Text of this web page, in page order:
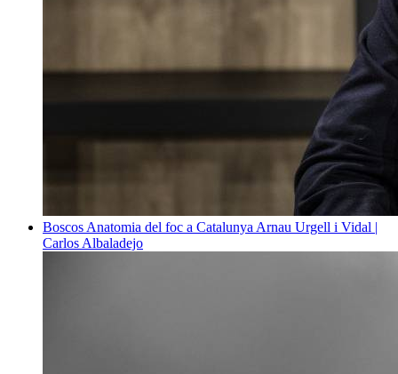
Boscos Anatomia del foc a Catalunya Arnau Urgell i Vidal |
Carlos Albaladejo